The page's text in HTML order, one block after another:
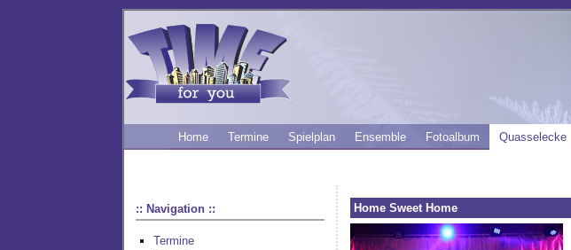
Home Termine Spielplan Ensemble Fotoalbum Quasselecke
:: Navigation ::
Termine
Home Sweet Home